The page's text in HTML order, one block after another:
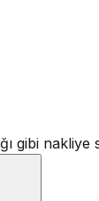
gibi nakliye